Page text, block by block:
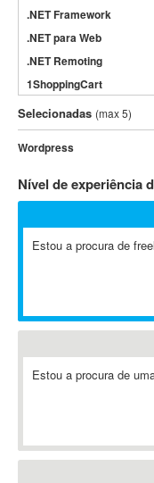
.NET Framework
.NET para Web
.NET Remoting
1ShoppingCart
3DS Max
3GSM
4D Dimension
802.11
A&P
A2Billing
ABAP
ABBYY FineReader
Ableton Live
Selecionadas (max 5)
Wordpress
Nível de experiência
Estou a procura de
Estou a procura de